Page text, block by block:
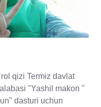
qizi Termiz davlat
"Yashil makon "
dasturi uchun